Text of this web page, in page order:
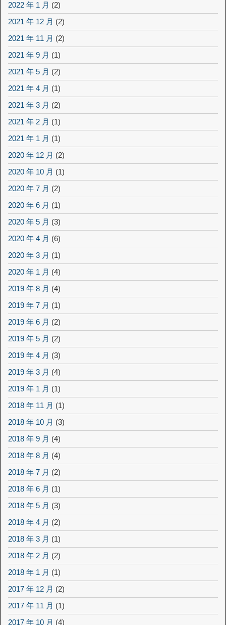
2022 年 1 月 (2)
2021 年 12 月 (2)
2021 年 11 月 (2)
2021 年 9 月 (1)
2021 年 5 月 (2)
2021 年 4 月 (1)
2021 年 3 月 (2)
2021 年 2 月 (1)
2021 年 1 月 (1)
2020 年 12 月 (2)
2020 年 10 月 (1)
2020 年 7 月 (2)
2020 年 6 月 (1)
2020 年 5 月 (3)
2020 年 4 月 (6)
2020 年 3 月 (1)
2020 年 1 月 (4)
2019 年 8 月 (4)
2019 年 7 月 (1)
2019 年 6 月 (2)
2019 年 5 月 (2)
2019 年 4 月 (3)
2019 年 3 月 (4)
2019 年 1 月 (1)
2018 年 11 月 (1)
2018 年 10 月 (3)
2018 年 9 月 (4)
2018 年 8 月 (4)
2018 年 7 月 (2)
2018 年 6 月 (1)
2018 年 5 月 (3)
2018 年 4 月 (2)
2018 年 3 月 (1)
2018 年 2 月 (2)
2018 年 1 月 (1)
2017 年 12 月 (2)
2017 年 11 月 (1)
2017 年 10 月 (4)